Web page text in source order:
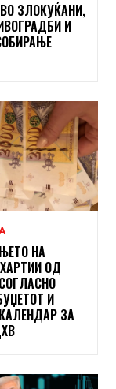
ЗЛОКУЌАНИ,
И
НА
ОД
И
ЗА